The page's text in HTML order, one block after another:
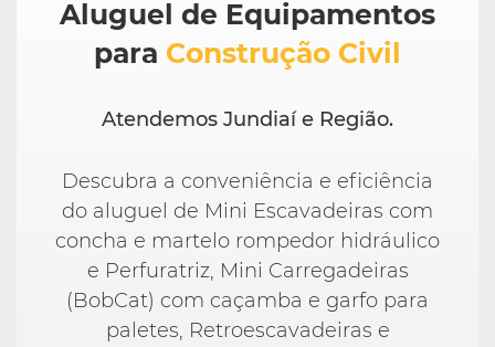
Aluguel de Equipamentos
para Construção Civil
Atendemos Jundiaí e Região.
Descubra a conveniência e eficiência
do aluguel de Mini Escavadeiras com
concha e martelo rompedor hidráulico
e Perfuratriz, Mini Carregadeiras
(BobCat) com caçamba e garfo para
paletes, Retroescavadeiras e